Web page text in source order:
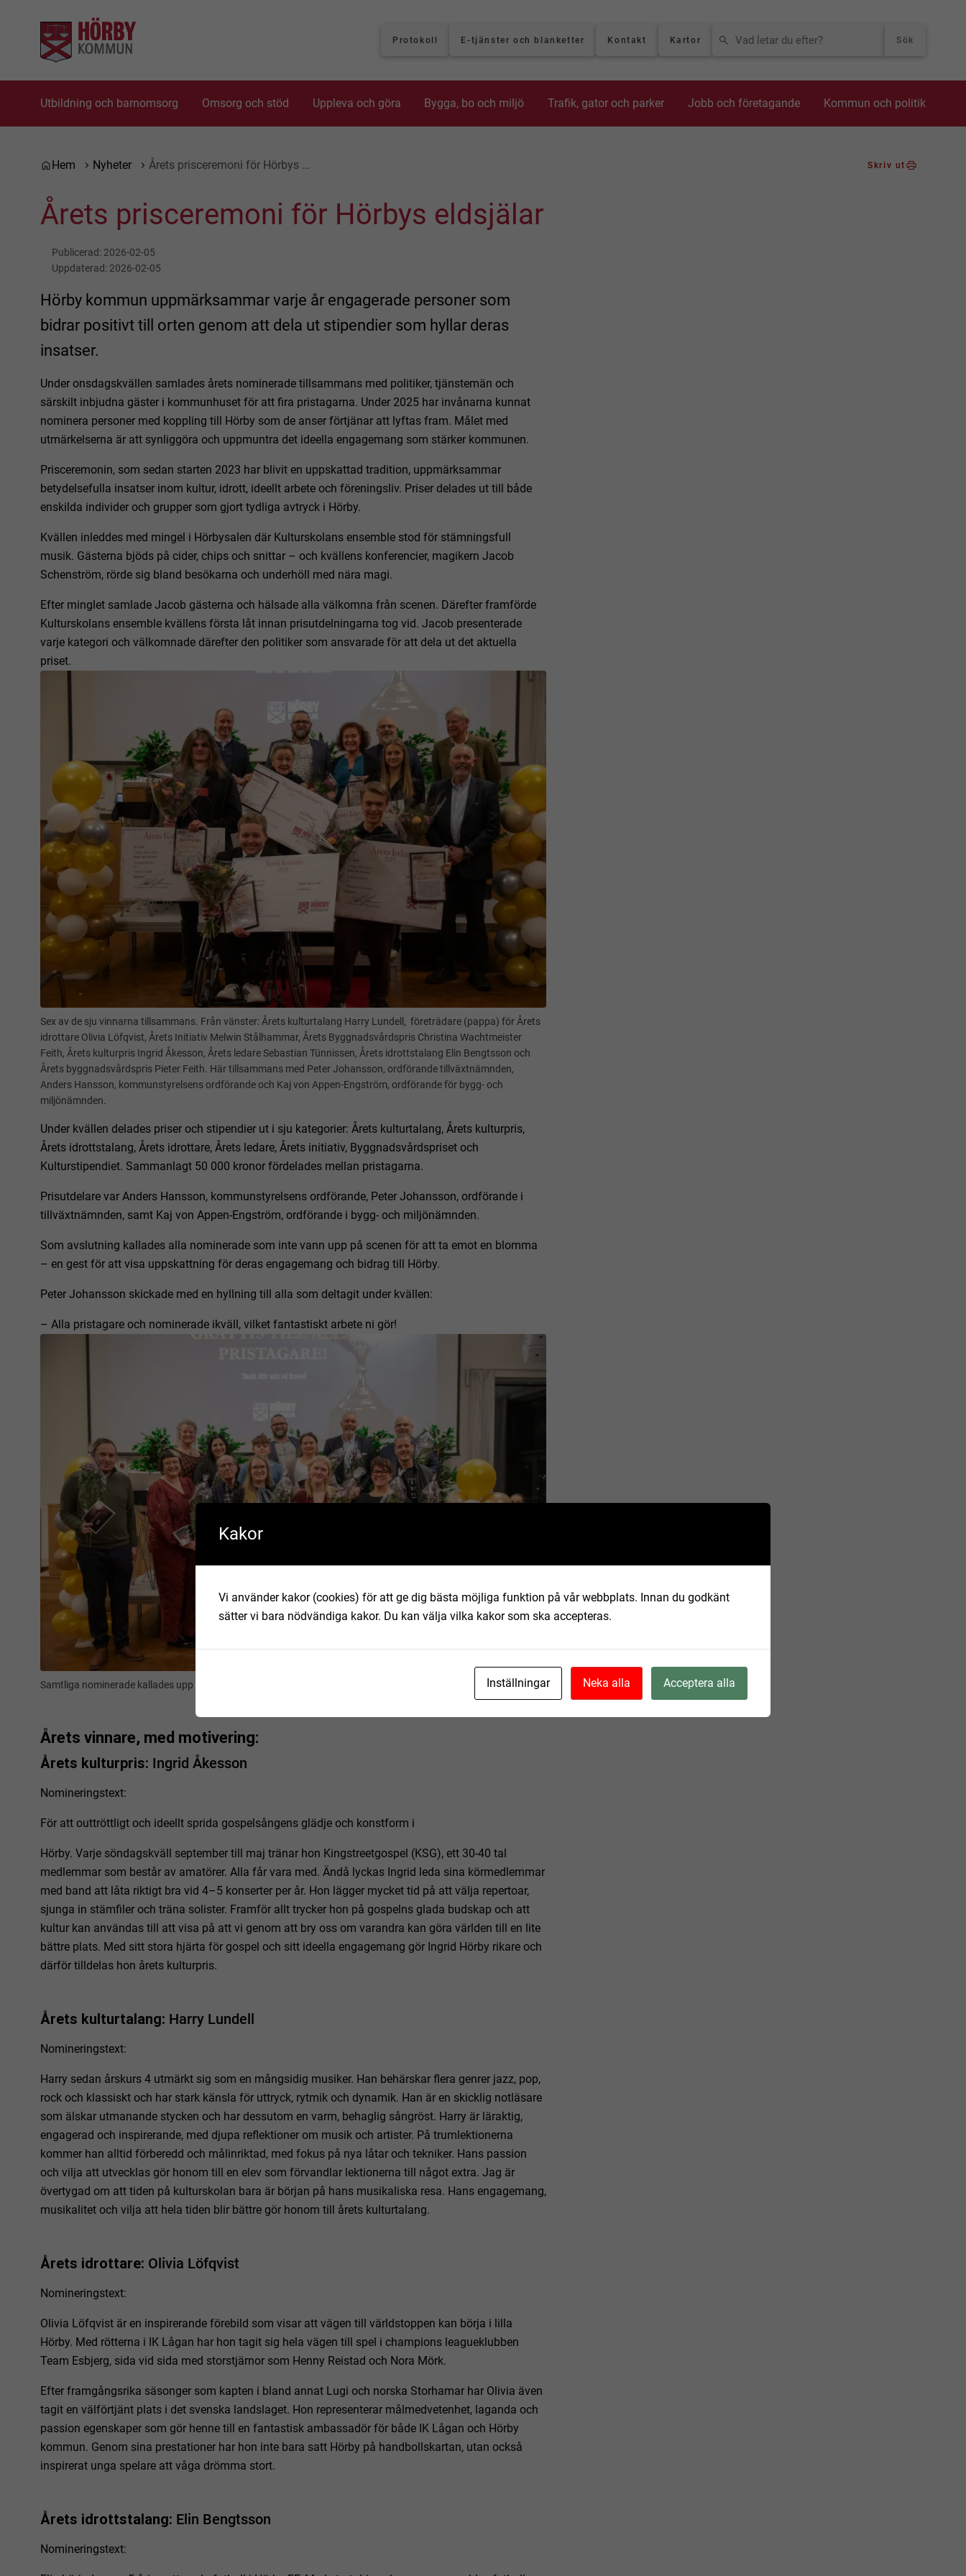
Gå till innehåll
Gå till huvudmeny
Protokoll E-tjänster och blanketter Kontakt Kartor Sök
Utbildning och barnomsorg Omsorg och stöd Uppleva och göra Bygga, bo och miljö Trafik, gator och parker Jobb och företagande Kommun och politik
Du är här:
Hem Nyheter Årets prisceremoni för Hörbys … Skriv ut
Årets prisceremoni för Hörbys eldsjälar
Publicerad: 2026-02-05
Uppdaterad: 2026-02-05
Hörby kommun uppmärksammar varje år engagerade personer som
bidrar positivt till orten genom att dela ut stipendier som hyllar deras
insatser.
Under onsdagskvällen samlades årets nominerade tillsammans med politiker, tjänstemän och
särskilt inbjudna gäster i kommunhuset för att fira pristagarna. Under 2025 har invånarna kunnat
nominera personer med koppling till Hörby som de anser förtjänar att lyftas fram. Målet med
utmärkelserna är att synliggöra och uppmuntra det ideella engagemang som stärker kommunen.
Prisceremonin, som sedan starten 2023 har blivit en uppskattad tradition, uppmärksammar
betydelsefulla insatser inom kultur, idrott, ideellt arbete och föreningsliv. Priser delades ut till både
enskilda individer och grupper som gjort tydliga avtryck i Hörby.
Kvällen inleddes med mingel i Hörbysalen där Kulturskolans ensemble stod för stämningsfull
musik. Gästerna bjöds på cider, chips och snittar – och kvällens konferencier, magikern Jacob
Schenström, rörde sig bland besökarna och underhöll med nära magi.
Efter minglet samlade Jacob gästerna och hälsade alla välkomna från scenen. Därefter framförde
Kulturskolans ensemble kvällens första låt innan prisutdelningarna tog vid. Jacob presenterade
varje kategori och välkomnade därefter den politiker som ansvarade för att dela ut det aktuella
priset.
Sex av de sju vinnarna tillsammans. Från vänster: Årets kulturtalang Harry Lundell, företrädare (pappa) för Årets
idrottare Olivia Löfqvist, Årets Initiativ Melwin Stålhammar, Årets Byggnadsvårdspris Christina Wachtmeister
Feith, Årets kulturpris Ingrid Åkesson, Årets ledare Sebastian Tünnissen, Årets idrottstalang Elin Bengtsson och
Årets byggnadsvårdspris Pieter Feith. Här tillsammans med Peter Johansson, ordförande tillväxtnämnden,
Anders Hansson, kommunstyrelsens ordförande och Kaj von Appen-Engström, ordförande för bygg- och
miljönämnden.
Under kvällen delades priser och stipendier ut i sju kategorier: Årets kulturtalang, Årets kulturpris,
Årets idrottstalang, Årets idrottare, Årets ledare, Årets initiativ, Byggnadsvårdspriset och
Kulturstipendiet. Sammanlagt 50 000 kronor fördelades mellan pristagarna.
Prisutdelare var Anders Hansson, kommunstyrelsens ordförande, Peter Johansson, ordförande i
tillväxtnämnden, samt Kaj von Appen-Engström, ordförande i bygg- och miljönämnden.
Som avslutning kallades alla nominerade som inte vann upp på scenen för att ta emot en blomma
– en gest för att visa uppskattning för deras engagemang och bidrag till Hörby.
Peter Johansson skickade med en hyllning till alla som deltagit under kvällen:
– Alla pristagare och nominerade ikväll, vilket fantastiskt arbete ni gör!
Samtliga nominerade kallades upp på scenen för att hyllas.
Årets vinnare, med motivering:
Årets kulturpris: Ingrid Åkesson
Nomineringstext:
För att outtröttligt och ideellt sprida gospelsångens glädje och konstform i
Hörby. Varje söndagskväll september till maj tränar hon Kingstreetgospel (KSG), ett 30-40 tal
medlemmar som består av amatörer. Alla får vara med. Ändå lyckas Ingrid leda sina körmedlemmar
med band att låta riktigt bra vid 4–5 konserter per år. Hon lägger mycket tid på att välja repertoar,
sjunga in stämfiler och träna solister. Framför allt trycker hon på gospelns glada budskap och att
kultur kan användas till att visa på att vi genom att bry oss om varandra kan göra världen till en lite
bättre plats. Med sitt stora hjärta för gospel och sitt ideella engagemang gör Ingrid Hörby rikare och
därför tilldelas hon årets kulturpris.
Årets kulturtalang: Harry Lundell
Nomineringstext:
Harry sedan årskurs 4 utmärkt sig som en mångsidig musiker. Han behärskar flera genrer jazz, pop,
rock och klassiskt och har stark känsla för uttryck, rytmik och dynamik. Han är en skicklig notläsare
som älskar utmanande stycken och har dessutom en varm, behaglig sångröst. Harry är läraktig,
engagerad och inspirerande, med djupa reflektioner om musik och artister. På trumlektionerna
kommer han alltid förberedd och målinriktad, med fokus på nya låtar och tekniker. Hans passion
och vilja att utvecklas gör honom till en elev som förvandlar lektionerna till något extra. Jag är
övertygad om att tiden på kulturskolan bara är början på hans musikaliska resa. Hans engagemang,
musikalitet och vilja att hela tiden blir bättre gör honom till årets kulturtalang.
Årets idrottare: Olivia Löfqvist
Nomineringstext:
Olivia Löfqvist är en inspirerande förebild som visar att vägen till världstoppen kan börja i lilla
Hörby. Med rötterna i IK Lågan har hon tagit sig hela vägen till spel i champions leagueklubben
Team Esbjerg, sida vid sida med storstjärnor som Henny Reistad och Nora Mörk.
Efter framgångsrika säsonger som kapten i bland annat Lugi och norska Storhamar har Olivia även
tagit en välförtjänt plats i det svenska landslaget. Hon representerar målmedvetenhet, laganda och
passion egenskaper som gör henne till en fantastisk ambassadör för både IK Lågan och Hörby
kommun. Genom sina prestationer har hon inte bara satt Hörby på handbollskartan, utan också
inspirerat unga spelare att våga drömma stort.
Årets idrottstalang: Elin Bengtsson
Nomineringstext:
Kakor
Vi använder kakor (cookies) för att ge dig bästa möjliga funktion på vår webbplats. Innan du godkänt
sätter vi bara nödvändiga kakor. Du kan välja vilka kakor som ska accepteras.
Inställningar Neka alla Acceptera alla